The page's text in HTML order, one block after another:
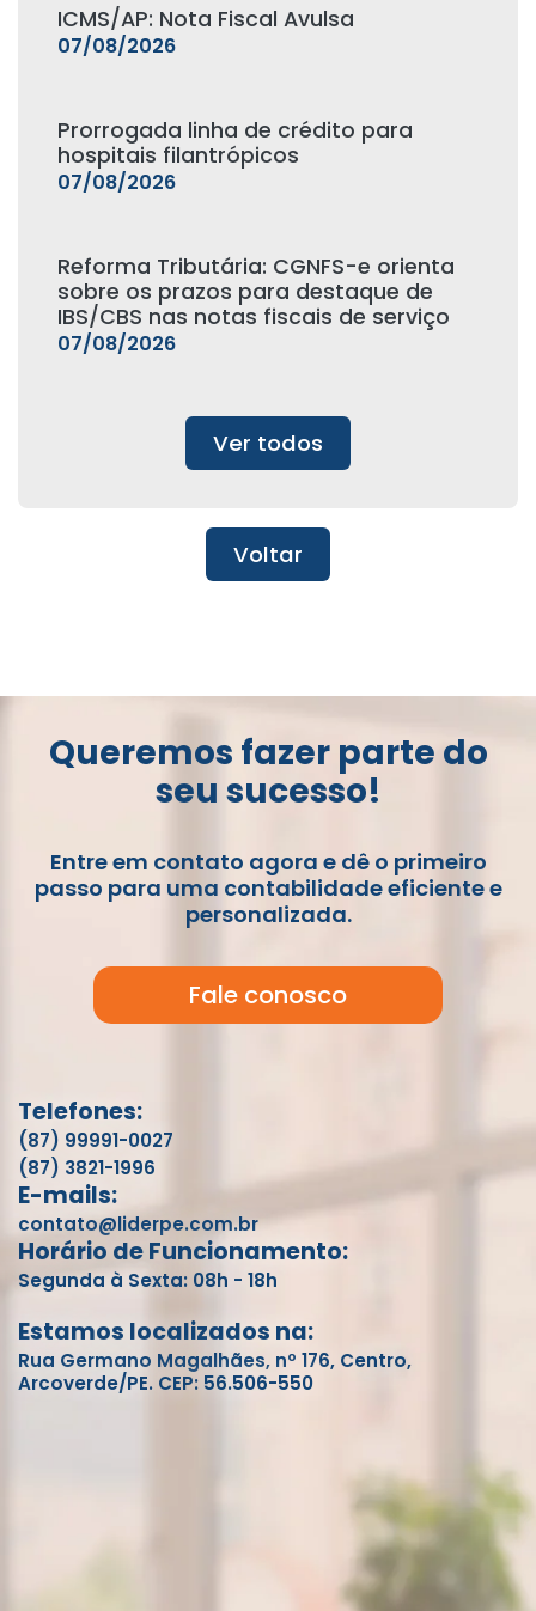
ICMS/AP: Nota Fiscal Avulsa
07/08/2026
Prorrogada linha de crédito para
hospitais filantrópicos
07/08/2026
Reforma Tributária: CGNFS-e orienta
sobre os prazos para destaque de
IBS/CBS nas notas fiscais de serviço
07/08/2026
Ver todos
Voltar
Queremos fazer parte do
seu sucesso!
Entre em contato agora e dê o primeiro
passo para uma contabilidade eficiente e
personalizada.
Fale conosco
Telefones:
(87) 99991-0027
(87) 3821-1996
E-mails:
contato@liderpe.com.br
Horário de Funcionamento:
Segunda à Sexta: 08h - 18h
Estamos localizados na:
Rua Germano Magalhães, nº 176, Centro,
Arcoverde/PE. CEP: 56.506-550